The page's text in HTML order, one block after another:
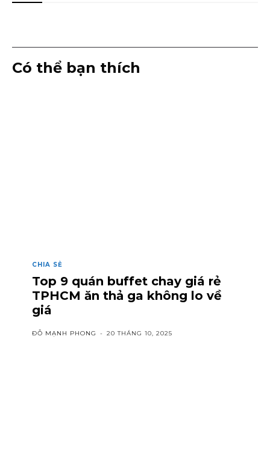
Có thể bạn thích
CHIA SẺ
Top 9 quán buffet chay giá rẻ
TPHCM ăn thả ga không lo về
giá
ĐỖ MẠNH PHONG - 20 THÁNG 10, 2025